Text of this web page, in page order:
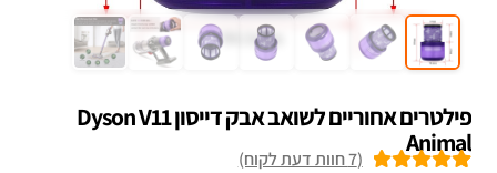
פילטרים אחוריים לשואב אבק דייסון Dyson V11
Animal
(
7חוות דעת לקוח)